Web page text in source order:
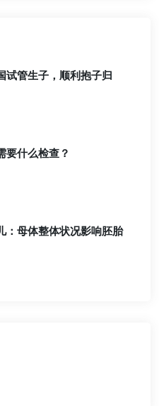
试管生子，顺利抱子归
要什么检查？
：母体整体状况影响胚胎